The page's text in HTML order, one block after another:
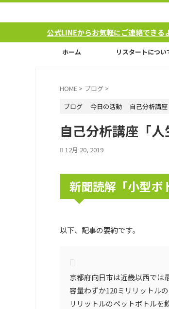
式LINEからお気軽にご連絡できるようになりまし
ホーム リスタートについ
HOME > ブログ >
ブログ
今日の活動 自己分析講座
自己分析講座「人
12月 20, 2019
新聞読解「小型ボ
以下、記事の要約です。
京都府向日市は近畿以西では
容量わずか120ミリリットル
リリットルのペットボトル